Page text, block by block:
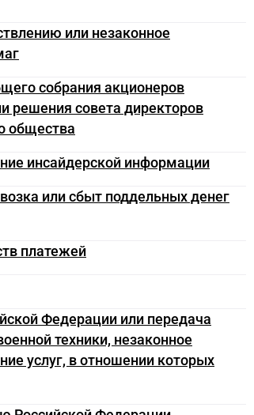
или незаконное
собрания акционеров
решения совета директоров
общества
инсайдерской информации
или сбыт поддельных денег
платежей
Федерации или передача
техники, незаконное
услуг, в отношении которых